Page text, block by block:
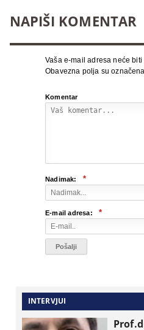
NAPIŠI KOMENTAR
Vaša e-mail adresa neće
Obavezna polja su označena
Komentar
Nadimak: *
E-mail adresa: *
INTERVJUI